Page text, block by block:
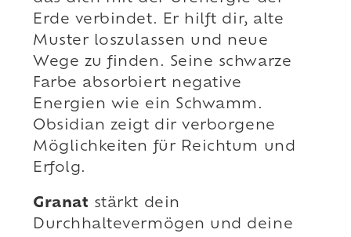
Erde verbindet. Er hilft dir, alte
Muster loszulassen und neue
Wege zu finden. Seine schwarze
Farbe absorbiert negative
Energien wie ein Schwamm.
Obsidian zeigt dir verborgene
Möglichkeiten für Reichtum und
Erfolg.
Granat stärkt dein
Durchhaltevermögen und deine